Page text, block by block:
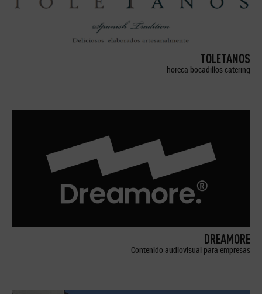
TOLETANOS
horeca bocadillos catering
DREAMORE
Contenido audiovisual para empresas